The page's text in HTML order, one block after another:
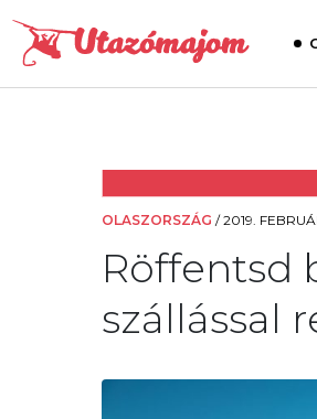
OLASZORSZÁG /2019.
Röffentsd
szállással